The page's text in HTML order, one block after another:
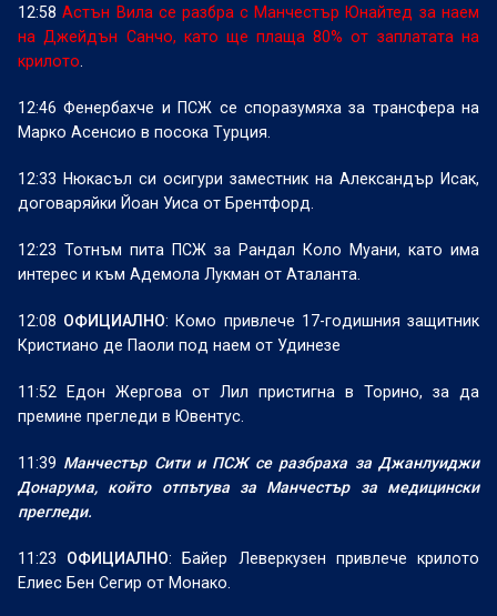
12:58Астън Вила се разбра с Манчестър Юнайтед за наем
на Джейдън Санчо, като ще плаща 80% от заплатата на
крилото.
12:46 Фенербахче и ПСЖ се споразумяха за трансфера на
Марко Асенсио в посока Турция.
12:33 Нюкасъл си осигури заместник на Александър Исак,
договаряйки Йоан Уиса от Брентфорд.
12:23 Тотнъм пита ПСЖ за Рандал Коло Муани, като има
интерес и към Адемола Лукман от Аталанта.
12:08 ОФИЦИАЛНО: Комо привлече 17-годишния защитник
Кристиано де Паоли под наем от Удинезе
11:52 Едон Жергова от Лил пристигна в Торино, за да
премине прегледи в Ювентус.
11:39 Манчестър Сити и ПСЖ се разбраха за Джанлуиджи
Донарума, който отпътува за Манчестър за медицински
прегледи.
11:23 ОФИЦИАЛНО: Байер Леверкузен привлече крилото
Елиес Бен Сегир от Монако.